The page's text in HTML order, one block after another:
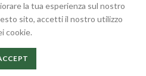
Italiano
la tua esperienza sul nostro
sito, accetti il ​​nostro utilizzo
cookie.